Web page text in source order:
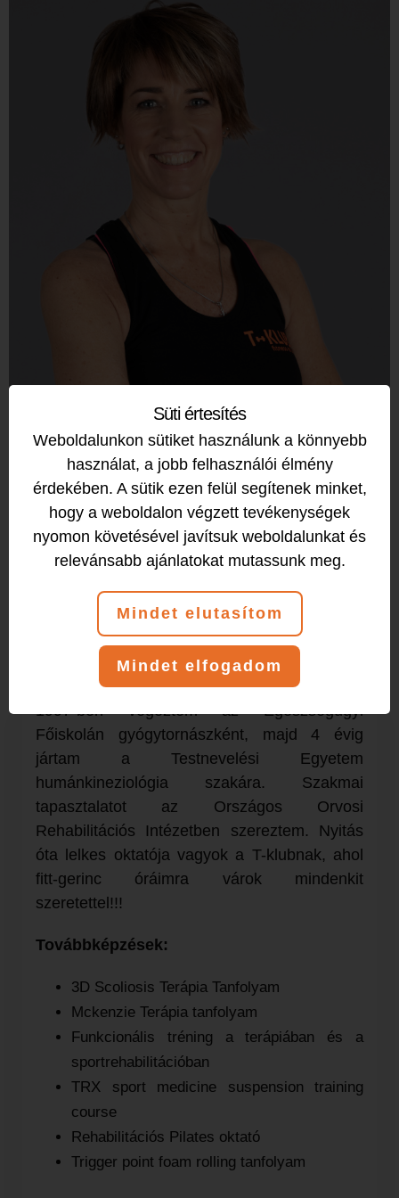
vera.verebely@gmail.com
1997-ben végeztem az Egészségügyi
Főiskolán gyógytornászként, majd 4 évig
jártam a Testnevelési Egyetem
humánkineziológia szakára. Szakmai
tapasztalatot az Országos Orvosi
Rehabilitációs Intézetben szereztem. Nyitás
óta lelkes oktatója vagyok a T-klubnak, ahol
fitt-gerinc óráimra várok mindenkit
szeretettel!!!
Továbbképzések:
3D Scoliosis Terápia Tanfolyam
Mckenzie Terápia tanfolyam
Funkcionális tréning a terápiában és a
sportrehabilitációban
TRX sport medicine suspension training
course
Rehabilitációs Pilates oktató
Trigger point foam rolling tanfolyam
Süti értesítés
Weboldalunkon sütiket használunk a könnyebb
használat, a jobb felhasználói élmény
érdekében. A sütik ezen felül segítenek minket,
hogy a weboldalon végzett tevékenységek
nyomon követésével javítsuk weboldalunkat és
relevánsabb ajánlatokat mutassunk meg.
Mindet elutasítom
Mindet elfogadom